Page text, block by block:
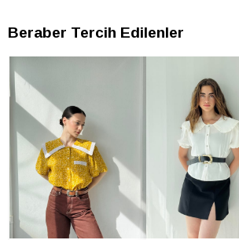
Beraber Tercih Edilenler